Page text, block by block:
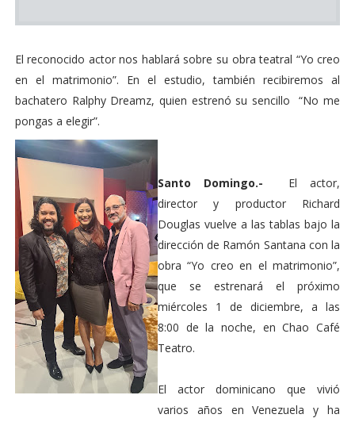
El reconocido actor nos hablará sobre su obra teatral “Yo creo
en el matrimonio”. En el estudio, también recibiremos al
bachatero Ralphy Dreamz, quien estrenó su sencillo “No me
pongas a elegir”.
Santo Domingo.- El actor,
director y productor Richard
Douglas vuelve a las tablas bajo la
dirección de Ramón Santana con la
obra “Yo creo en el matrimonio”,
que se estrenará el próximo
miércoles 1 de diciembre, a las
8:00 de la noche, en Chao Café
Teatro.
El actor dominicano que vivió
varios años en Venezuela y ha